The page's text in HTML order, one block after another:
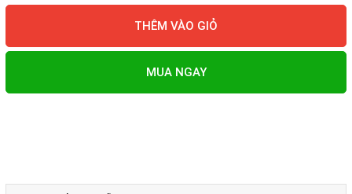
THÊM VÀO GIỎ
MUA NGAY